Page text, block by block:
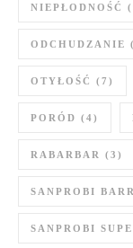
NIEPŁODNOŚĆ
ODCHUDZANIE
OTYŁOŚĆ (7)
PORÓD (4)
RABARBAR (3)
SANPROBI
SANPROBI